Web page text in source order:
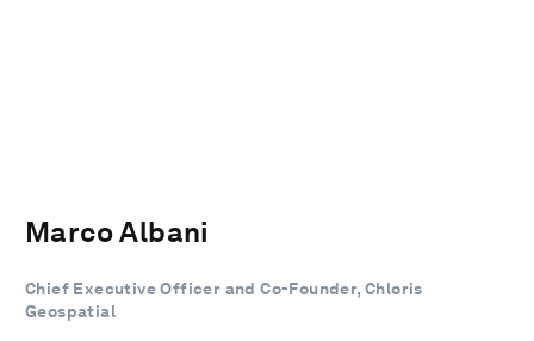
Marco Albani
Chief Executive Officer and Co-Founder, Chloris
Geospatial